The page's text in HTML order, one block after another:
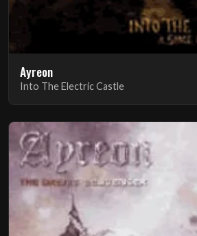
Ayreon
Into The Electric Castle